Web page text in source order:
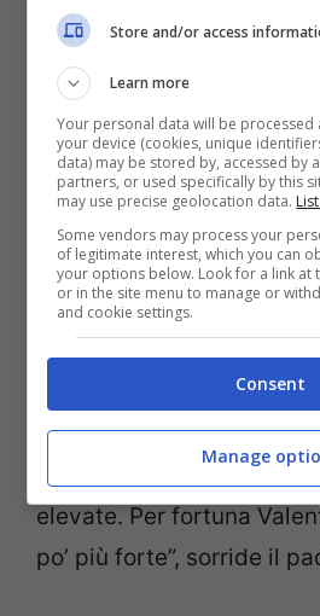
Più tenere sono invece le
un altro grande
Tavullia,Max Biaggi. “È
pochissimi momenti nello
personaggi, che non
essere più all’opposto e
all’altro per modo di
hanno regalato
elevate. Per fortuna
po’ più forte”, sorride il
Store and/or access
Learn more
Your personal data will be
your device (cookies, unique
data) may be stored by, accessed by
partners, or used specifically by this
may use precise geolocation data.
Some vendors may process your
of legitimate interest, which you can
your options below. Look for a link at
or in the site menu to manage or
and cookie settings.
Consent
Manage